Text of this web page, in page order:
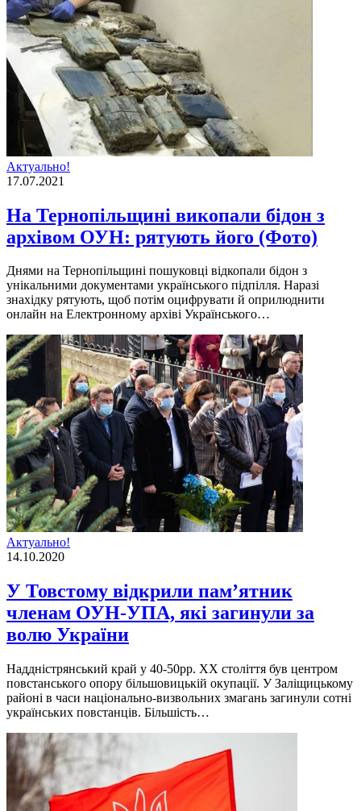
Актуально!
17.07.2021
На Тернопільщині викопали бідон з
архівом ОУН: рятують його (Фото)
Днями на Тернопільщині пошуковці відкопали бідон з
унікальними документами українського підпілля. Наразі
знахідку рятують, щоб потім оцифрувати й оприлюднити
онлайн на Електронному архіві Українського…
Актуально!
14.10.2020
У Товстому відкрили пам’ятник
членам ОУН-УПА, які загинули за
волю України
Наддністрянський край у 40-50рр. ХХ століття був центром
повстанського опору більшовицькій окупації. У Заліщицькому
районі в часи національно-визвольних змагань загинули сотні
українських повстанців. Більшість…